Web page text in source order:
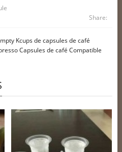
Share:
Kcups de capsules de café
Capsules de café Compatible